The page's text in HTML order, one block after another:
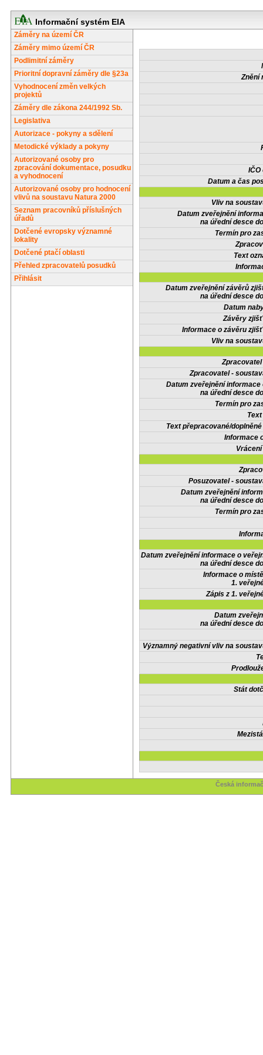
Informační systém EIA
Záměry na území ČR
Záměry mimo území ČR
Podlimitní záměry
Prioritní dopravní záměry dle §23a
Vyhodnocení změn velkých
projektů
Záměry dle zákona 244/1992 Sb.
Legislativa
Autorizace - pokyny a sdělení
Metodické výklady a pokyny
Autorizované osoby pro
zpracování dokumentace, posudku
a vyhodnocení
Autorizované osoby pro hodnocení
vlivů na soustavu Natura 2000
Seznam pracovníků příslušných
úřadů
Dotčené evropsky významné
lokality
Dotčené ptačí oblasti
Přehled zpracovatelů posudků
Přihlásit
Znění
IČO
Datum a čas
Vliv na
Datum zveřejnění
na úřední desce
Termín pro
Text
Datum zveřejnění závěrů
na úřední desce
Datum
Závěry
Informace o závěru
Vliv na
Zpracovatel -
Datum zveřejnění informace
na úřední desce
Termín pro
Text přepracované/
Informace
Posuzovatel -
Datum zveřejnění
na úřední desce
Termín pro
Datum zveřejnění informace o
na úřední desce
Informace o
1.
Zápis z 1.
Datum
na úřední desce
Významný negativní vliv na
Stát
Česká